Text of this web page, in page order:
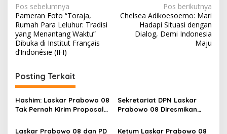
N
a
v
i
a
s
i
Pos sebelumnya
Pameran Foto “Toraja,
Rumah Para Leluhur: Tradisi
yang Menantang Waktu”
Dibuka di Institut Français
d’Indonésie (IFI)
Pos berikutnya
Chelsea Adikoesoemo: Mari
Hadapi Situasi dengan
Dialog, Demi Indonesia
Maju
Posting Terkait
Hashim: Laskar Prabowo 08
Tak Pernah Kirim Proposal
Sekretariat DPN Laskar
Prabowo 08 Diresmikan
di East Tower
Laskar Prabowo 08 dan PD
Ketum Laskar Prabowo 08